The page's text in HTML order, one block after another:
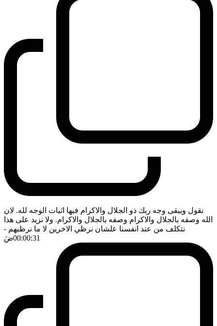
نقول ويبقى وجه ربك ذو الجلال والاكرام فيها اثبات الوجه لله. لان
الله وصفه بالجلال والاكرام وصفه بالجلال والاكرام. ولا نزيد على هذا
نتكلف من عند انفسنا علشان نرظي الاخرين لا ما نرظيهم -
00:00:31ضَ